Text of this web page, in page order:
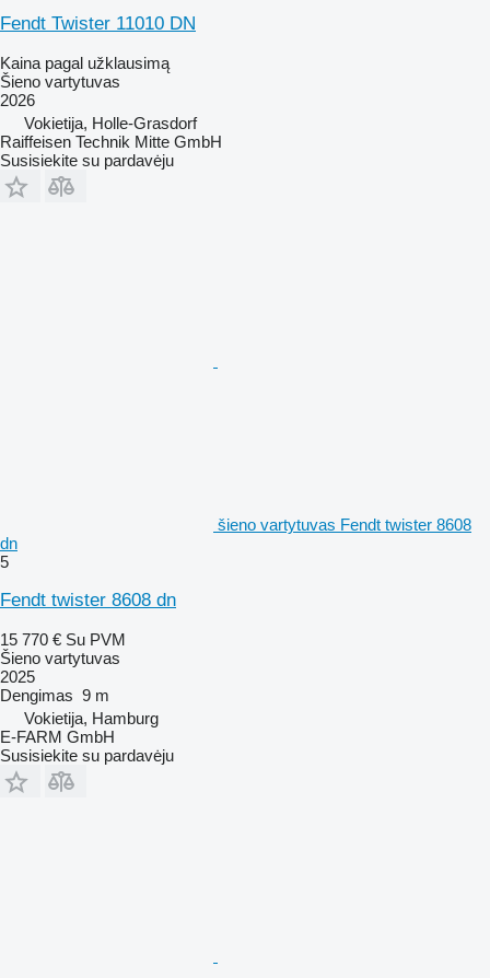
Fendt Twister 11010 DN
Kaina pagal užklausimą
Šieno vartytuvas
2026
Vokietija, Holle-Grasdorf
Raiffeisen Technik Mitte GmbH
Susisiekite su pardavėju
šieno vartytuvas Fendt twister 8608
dn
5
Fendt twister 8608 dn
15 770 € Su PVM
Šieno vartytuvas
2025
Dengimas 9 m
Vokietija, Hamburg
E-FARM GmbH
Susisiekite su pardavėju